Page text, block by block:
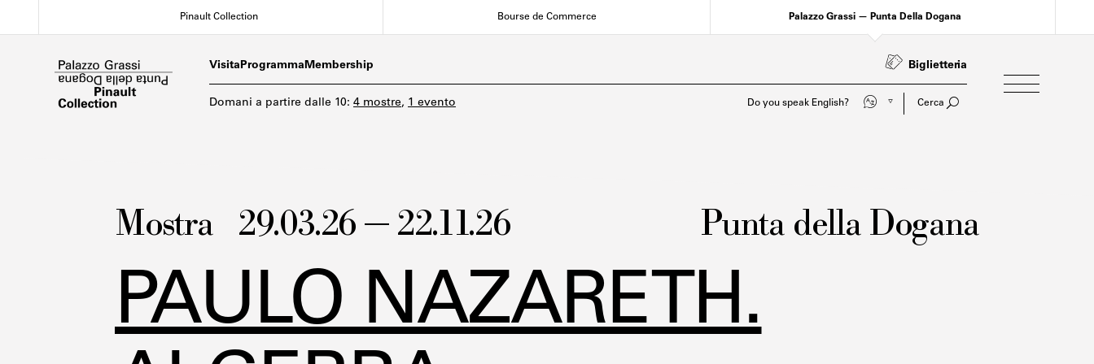
Pinault Collection Bourse de Commerce Palazzo Grassi — Punta Della Dogana
Visita Programma Membership Biglietteria
Domani a partire dalle 10: 4 mostre, 1 evento
Do you speak English?
Parli italiano? Cerca
Mostra 29.03.26 — 22.11.26 Punta della Dogana
PAULO NAZARETH.